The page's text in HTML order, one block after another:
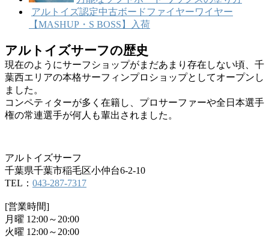
アルトイズ認定中古ボードファイヤーワイヤー
【MASHUP・S BOSS】入荷
アルトイズサーフの歴史
現在のようにサーフショップがまだあまり存在しない頃、千
葉西エリアの本格サーフィンプロショップとしてオープンし
ました。
コンペティターが多く在籍し、プロサーファーや全日本選手
権の常連選手が何人も輩出されました。
アルトイズサーフ
千葉県千葉市稲毛区小仲台6-2-10
TEL： 043-287-7317
[営業時間]
月曜 12:00～20:00
火曜 12:00～20:00